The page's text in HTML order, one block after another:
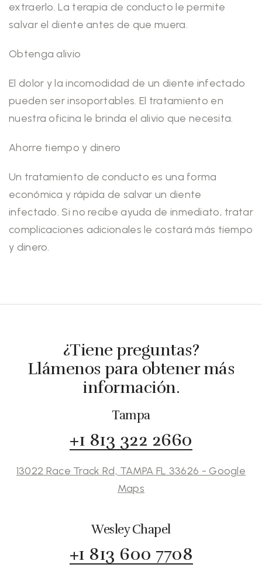
extraerlo. La terapia de conducto le permite
salvar el diente antes de que muera.
Obtenga alivio
El dolor y la incomodidad de un diente infectado
pueden ser insoportables. El tratamiento en
nuestra oficina le brinda el alivio que necesita.
Ahorre tiempo y dinero
Un tratamiento de conducto es una forma
económica y rápida de salvar un diente
infectado. Si no recibe ayuda de inmediato, tratar
complicaciones adicionales le costará más tiempo
y dinero.
¿Tiene preguntas?
Llámenos para obtener más
información.
Tampa
+1 813 322 2660
13022 Race Track Rd, TAMPA FL 33626 - Google
Maps
Wesley Chapel
+1 813 600 7708